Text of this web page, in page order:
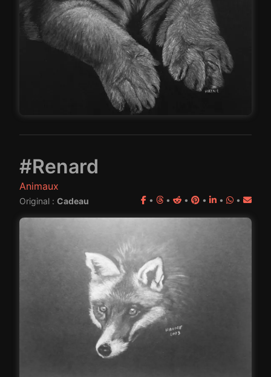
#Renard
Animaux
Original : Cadeau • • • • • •